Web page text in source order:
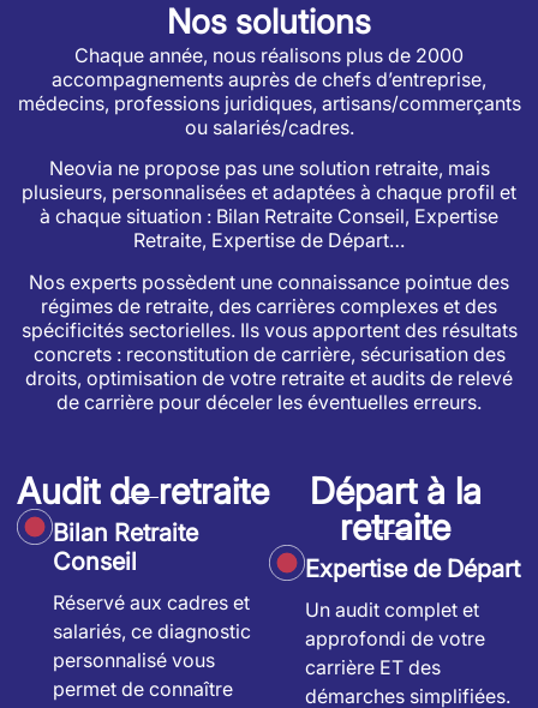
Nos solutions
Chaque année, nous réalisons plus de 2000
accompagnements auprès de chefs d’entreprise,
médecins, professions juridiques, artisans/commerçants
ou salariés/cadres.
Neovia ne propose pas une solution retraite, mais
plusieurs, personnalisées et adaptées à chaque profil et
à chaque situation : Bilan Retraite Conseil, Expertise
Retraite, Expertise de Départ…
Nos experts possèdent une connaissance pointue des
régimes de retraite, des carrières complexes et des
spécificités sectorielles. Ils vous apportent des résultats
concrets : reconstitution de carrière, sécurisation des
droits, optimisation de votre retraite et audits de relevé
de carrière pour déceler les éventuelles erreurs.
Audit de retraite
Bilan Retraite
Conseil
Réservé aux cadres et
salariés, ce diagnostic
personnalisé vous
permet de connaître
Départ à la
retraite
Expertise de Départ
Un audit complet et
approfondi de votre
carrière ET des
démarches simplifiées.